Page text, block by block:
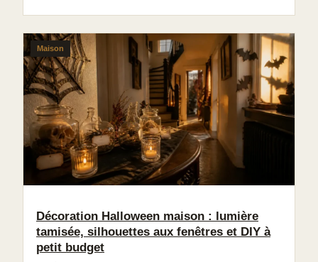
Maison
Décoration Halloween maison : lumière
tamisée, silhouettes aux fenêtres et DIY à
petit budget